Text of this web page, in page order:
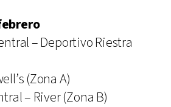
– Deportivo Riestra
(Zona A)
– River (Zona B)